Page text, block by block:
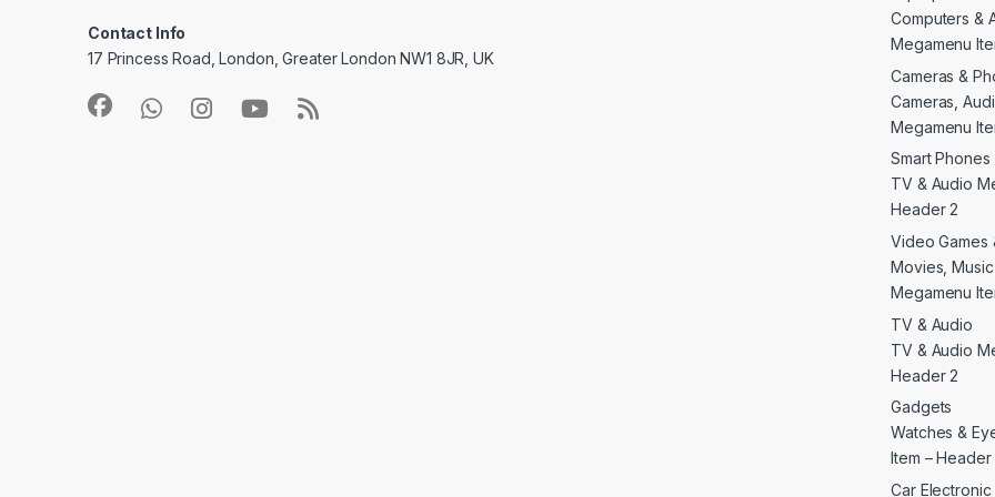
Contact Info
17 Princess Road, London, Greater London NW1 8JR, UK
Computers &
Megamenu
Cameras &
Cameras,
Megamenu
Smart
TV & Audio
Header 2
Video Games
Movies,
Megamenu
TV & Audio
TV & Audio
Header 2
Gadgets
Watches &
Item – Header
Car Electronic